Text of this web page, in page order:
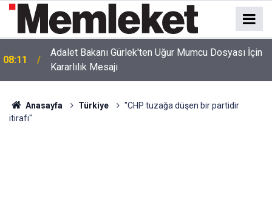
08:11
Adalet Bakanı Gürlek'ten Uğur Mumcu Dosyası İçin
Kararlılık Mesajı
Anasayfa Türkiye
"CHP tuzağa düşen bir partidir
itirafı"